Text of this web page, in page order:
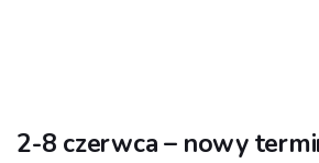
2-8 czerwca – nowy